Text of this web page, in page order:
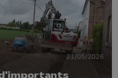
21/05/2026